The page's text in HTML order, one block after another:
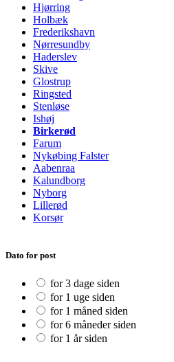
Hjørring
Holbæk
Frederikshavn
Nørresundby
Haderslev
Skive
Glostrup
Ringsted
Stenløse
Ishøj
Birkerød
Farum
Nykøbing Falster
Aabenraa
Kalundborg
Nyborg
Lillerød
Korsør
Dato for post
for 3 dage siden
for 1 uge siden
for 1 måned siden
for 6 måneder siden
for 1 år siden